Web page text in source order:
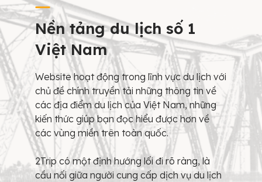
Nền tảng du lịch số 1
Việt Nam
Website hoạt động trong lĩnh vực du lịch với
chủ đề chính truyền tải những thông tin về
các địa điểm du lịch của Việt Nam, những
kiến thức giúp bạn đọc hiểu được hơn về
các vùng miền trên toàn quốc.
2Trip có một định hướng lối đi rõ ràng, là
cầu nối giữa người cung cấp dịch vụ du lịch